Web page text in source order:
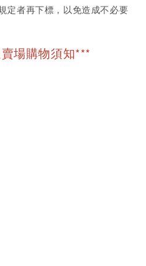
定者再下標，以免造成不必要
場購物須知***